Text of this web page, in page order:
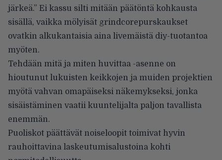
järkeä.” Ei kassu silti mitään päätöntä kohkausta
sisällä, vaikka mölyisät grindcorepurskaukset
ovatkin alkukantaisia aina livemäistä diy-tuotantoa
myöten.
Tehdään mitä ja miten huvittaa -asenne on
hioutunut lukuisten keikkojen ja muiden projektien
myötä vahvan omapäiseksi näkemykseksi, jonka
sisäistäminen vaatii kuuntelijalta paljon tavallista
enemmän.
Puoliskot päättävät noiseloopit toimivat hyvin
rauhoittavina laskeutumisalustoina kohti